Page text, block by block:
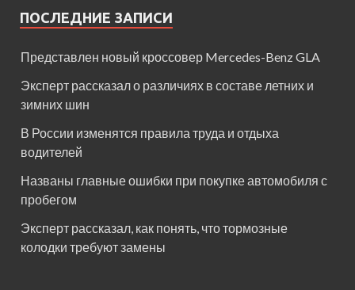
ПОСЛЕДНИЕ ЗАПИСИ
Представлен новый кроссовер Mercedes-Benz GLA
Эксперт рассказал о различиях в составе летних и
зимних шин
В России изменятся правила труда и отдыха
водителей
Названы главные ошибки при покупке автомобиля с
пробегом
Эксперт рассказал, как понять, что тормозные
колодки требуют замены